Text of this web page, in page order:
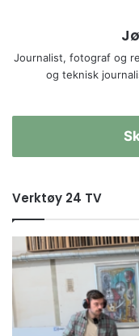
Journalist, fotograf og
og teknisk
Verktøy 24 TV